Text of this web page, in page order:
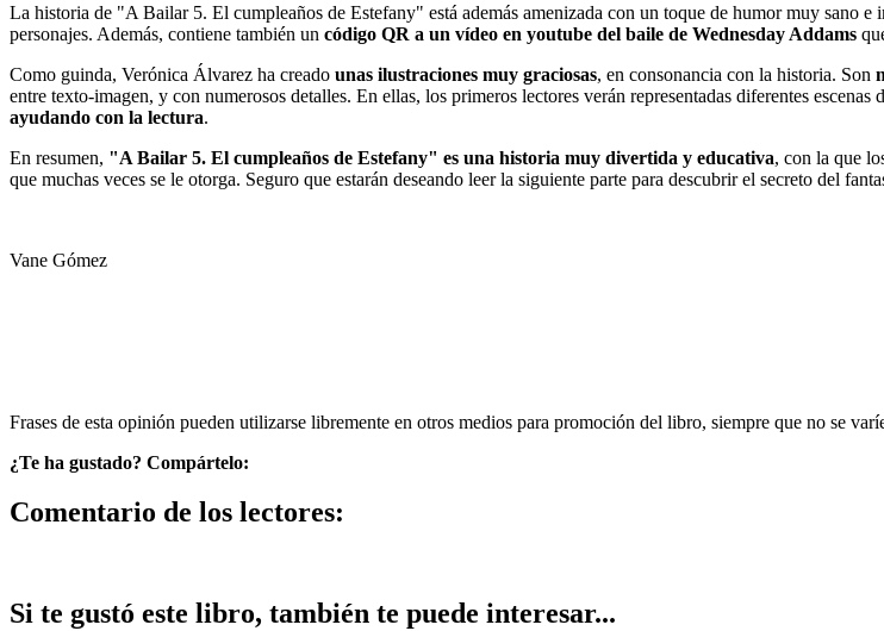
La historia de "A Bailar 5. El cumpleaños de Estefany" está además amenizada con un toque de humor muy sano
personajes. Además, contiene también un código QR a un vídeo en youtube del baile de Wednesday Addams
Como guinda, Verónica Álvarez ha creado unas ilustraciones muy graciosas, en consonancia con la historia. Son
entre texto-imagen, y con numerosos detalles. En ellas, los primeros lectores verán representadas diferentes escenas
ayudando con la lectura.
En resumen, "A Bailar 5. El cumpleaños de Estefany" es una historia muy divertida y educativa, con la que
que muchas veces se le otorga. Seguro que estarán deseando leer la siguiente parte para descubrir el secreto del
Vane Gómez
Frases de esta opinión pueden utilizarse libremente en otros medios para promoción del libro, siempre que no se
¿Te ha gustado? Compártelo:
Comentario de los lectores:
Si te gustó este libro, también te puede interesar...